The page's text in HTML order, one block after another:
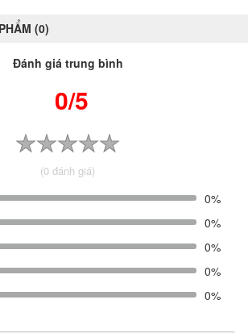
(0)
Đánh giá trung bình
0/5
(0 đánh giá)
0%
0%
0%
0%
0%